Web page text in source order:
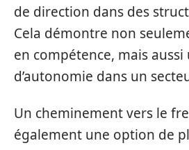
de direction dans des
Cela démontre non
en compétence, mais aussi
d’autonomie dans un
Un cheminement vers le
également une option de